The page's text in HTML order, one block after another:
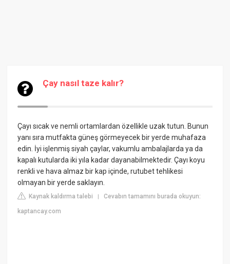
Çay nasıl taze kalır?
Çayı sıcak ve nemli ortamlardan özellikle uzak tutun. Bunun
yanı sıra mutfakta güneş görmeyecek bir yerde muhafaza
edin. İyi işlenmiş siyah çaylar, vakumlu ambalajlarda ya da
kapalı kutularda iki yıla kadar dayanabilmektedir. Çayı koyu
renkli ve hava almaz bir kap içinde, rutubet tehlikesi
olmayan bir yerde saklayın.
Kaynak kaldırma talebi |Cevabın tamamını burada okuyun:
kaptancay.com